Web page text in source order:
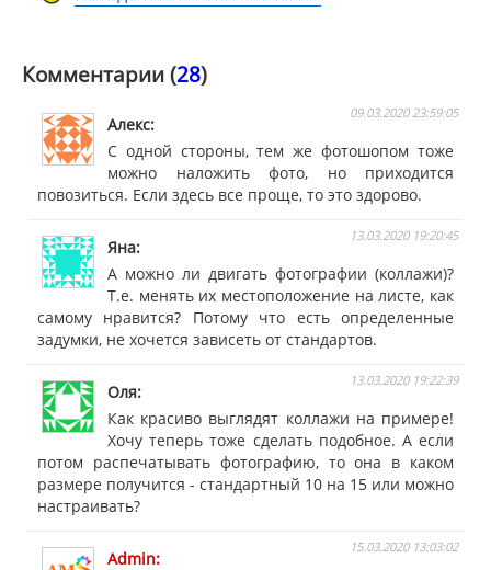
Комментарии (28)
Алекс
09.03.2020 23:59:05
С одной стороны, тем же фотошопом тоже
можно наложить фото, но приходится
повозиться. Если здесь все проще, то это здорово.
Яна
13.03.2020 19:20:45
А можно ли двигать фотографии (коллажи)?
Т.е. менять их местоположение на листе, как
самому нравится? Потому что есть определенные
задумки, не хочется зависеть от стандартов.
Оля
13.03.2020 19:22:39
Как красиво выглядят коллажи на примере!
Хочу теперь тоже сделать подобное. А если
потом распечатывать фотографию, то она в каком
размере получится - стандартный 10 на 15 или можно
настраивать?
Admin
15.03.2020 13:03:02